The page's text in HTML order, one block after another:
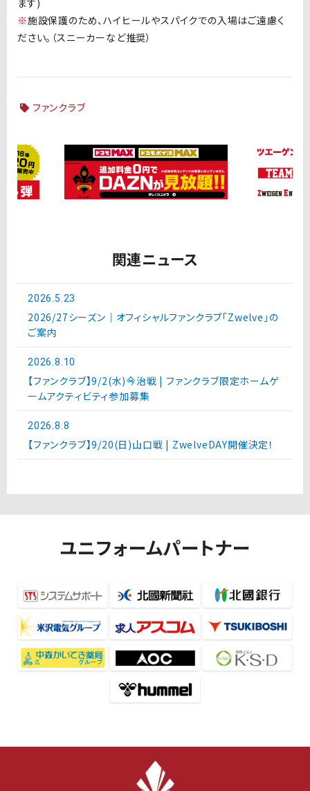
※施設保護のため、ハイヒールやスパイクでの入場はご遠慮く
ださい。（スニーカーなど推奨）
ファンクラブ
関連ニュース
2026.5.23
2026/27シーズン｜オフィシャルファンクラブ「Zwelve」の
ご案内
2026.8.10
【ファンクラブ】9/2(水)今治戦 | ファンクラブ限定ホームゲ
ームアクティビティ参加募集
2026.8.8
【ファンクラブ】9/20(日)山口戦 | ZwelveDAY開催決定！
ユニフォームパートナー